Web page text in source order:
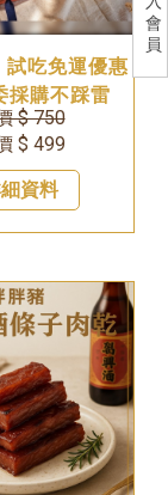
會
員
吃免運優惠
採購不踩雷
$ 750
$ 499
資料